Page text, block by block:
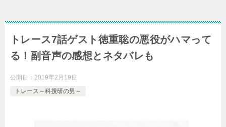
トレース7話ゲスト徳重聡の悪役がハマって
る！副音声の感想とネタバレも
公開日： 2019年2月19日
トレース～科捜研の男～